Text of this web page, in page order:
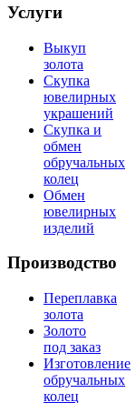
Услуги
Выкуп
золота
Скупка
ювелирных
украшений
Скупка и
обмен
обручальных
колец
Обмен
ювелирных
изделий
Производство
Переплавка
золота
Золото
под заказ
Изготовление
обручальных
колец